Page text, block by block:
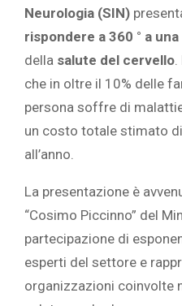
Neurologia (SIN)
rispondere a 360 ° a una
della salute del cervello.
che in oltre il 10% delle
persona soffre di
un costo totale stimato
all’anno.
La presentazione è
“Cosimo Piccinno” del
partecipazione di
esperti del settore e
organizzazioni coinvolte